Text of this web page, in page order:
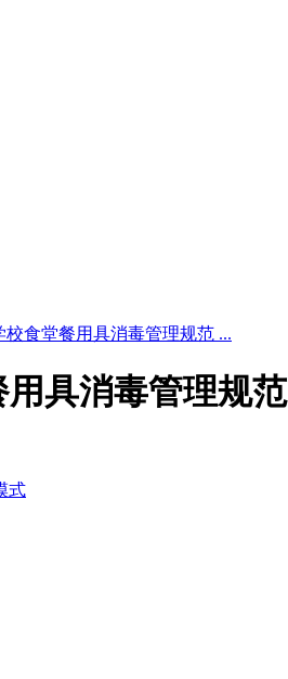
校食堂餐用具消毒管理规范 ...
用具消毒管理规范
式